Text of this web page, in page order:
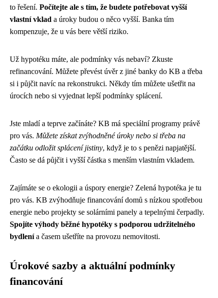
to řešení. Počítejte ale s tím, že budete potřebovat vyšší
vlastní vklad a úroky budou o něco vyšší. Banka tím
kompenzuje, že u vás bere větší riziko.
Už hypotéku máte, ale podmínky vás nebaví? Zkuste
refinancování. Můžete převést úvěr z jiné banky do KB a třeba
si i půjčit navíc na rekonstrukci. Někdy tím můžete ušetřit na
úrocích nebo si vyjednat lepší podmínky splácení.
Jste mladí a teprve začínáte? KB má speciální programy právě
pro vás. Můžete získat zvýhodněné úroky nebo si třeba na
začátku odložit splácení jistiny, když je to s penězi napjatější.
Často se dá půjčit i vyšší částka s menším vlastním vkladem.
Zajímáte se o ekologii a úspory energie? Zelená hypotéka je tu
pro vás. KB zvýhodňuje financování domů s nízkou spotřebou
energie nebo projekty se solárními panely a tepelnými čerpadly.
Spojíte výhody běžné hypotéky s podporou udržitelného
bydlenía časem ušetříte na provozu nemovitosti.
Úrokové sazby a aktuální podmínky
financování